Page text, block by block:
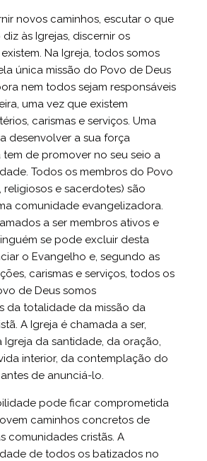
novos caminhos, escutar o que
às Igrejas, discernir os
Na Igreja, todos somos
única missão do Povo de Deus
nem todos sejam responsáveis
uma vez que existem
carismas e serviços. Uma
desenvolver a sua força
de promover no seu seio a
Todos os membros do Povo
religiosos e sacerdotes) são
comunidade evangelizadora.
a ser membros ativos e
se pode excluir desta
o Evangelho e, segundo as
carismas e serviços, todos os
de Deus somos
da totalidade da missão da
A Igreja é chamada a ser,
Igreja da santidade, da oração,
interior, da contemplação do
de anunciá-lo.
pode ficar comprometida
caminhos concretos de
comunidades cristãs. A
de todos os batizados no